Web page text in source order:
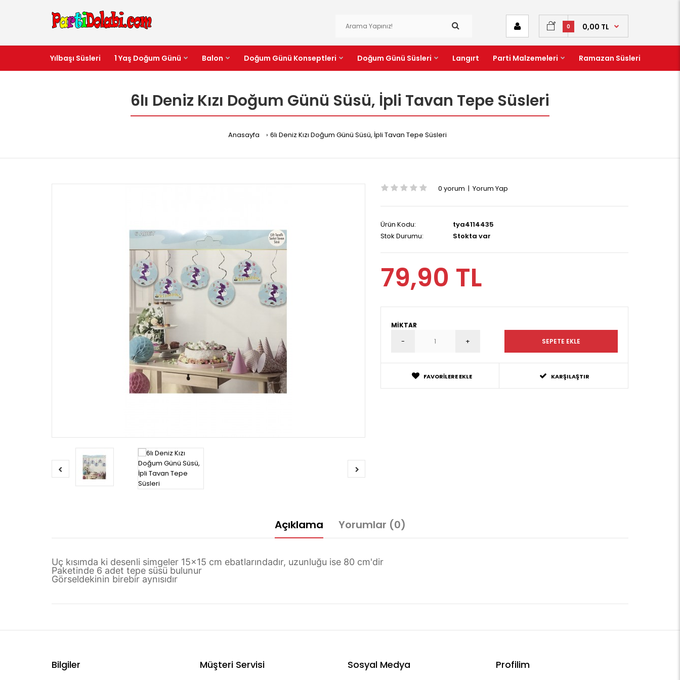
0 0,00 TL
Yılbaşı Süsleri 1 Yaş Doğum Günü Balon Doğum Günü Konseptleri Doğum Günü Süsleri Langırt Parti Malzemeleri Ramazan Süsleri
6lı Deniz Kızı Doğum Günü Süsü, İpli Tavan Tepe Süsleri
Anasayfa 6lı Deniz Kızı Doğum Günü Süsü, İpli Tavan Tepe Süsleri
0 yorum | Yorum Yap
Ürün Kodu:
tya4114435
Stok Durumu:
Stokta var
79,90 TL
MIKTAR
FAVORILERE EKLE KARŞILAŞTIR
Açıklama Yorumlar (0)
Uç kısımda ki desenli simgeler 15x15 cm ebatlarındadır, uzunluğu ise 80 cm'dir
Paketinde 6 adet tepe süsü bulunur
Görseldekinin birebir aynısıdır
Bilgiler Müşteri Servisi Sosyal Medya Profilim